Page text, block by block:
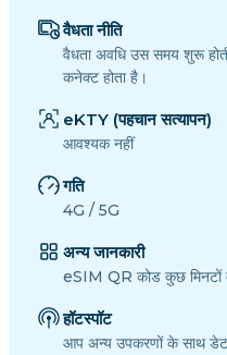
वैधता नीति
वैधता अवधि उस समय शुरू
कनेक्ट होता है।
eKTY (पहचान सत्यापन)
आवश्यक नहीं
गति
4G / 5G
अन्य जानकारी
eSIM QR कोड कुछ मिनटों
हॉटस्पॉट
आप अन्य उपकरणों के साथ